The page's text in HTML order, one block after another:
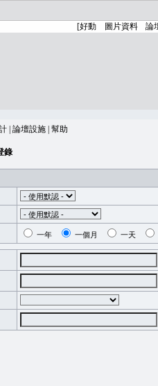
論壇設施 幫助
錄
一年 一個月 一天